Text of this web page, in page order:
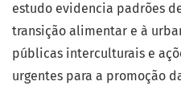
estudo evidencia padrões
transição alimentar e à
públicas interculturais e
urgentes para a promoção